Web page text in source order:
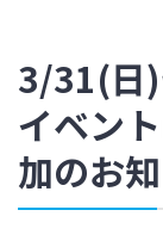
3/31(日
イベン
加のお